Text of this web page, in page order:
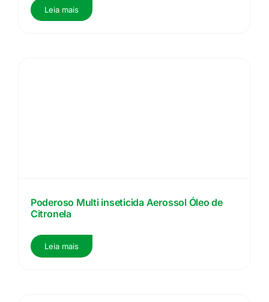
Leia mais
Poderoso Multi inseticida Aerossol Óleo de
Citronela
Leia mais